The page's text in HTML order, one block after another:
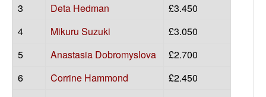
3
Deta Hedman
£3.450
4
Mikuru Suzuki
£3.050
5
Anastasia Dobromyslova
£2.700
6
Corrine Hammond
£2.450